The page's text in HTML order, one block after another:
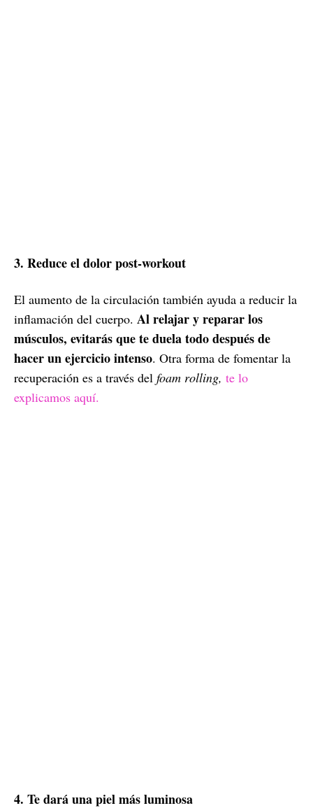
3. Reduce el dolor post-workout
El aumento de la circulación también ayuda a reducir la
inflamación del cuerpo. Al relajar y reparar los
músculos, evitarás que te duela todo después de
hacer un ejercicio intenso. Otra forma de fomentar la
recuperación es a través del foam rolling, te lo
explicamos aquí.
4. Te dará una piel más luminosa